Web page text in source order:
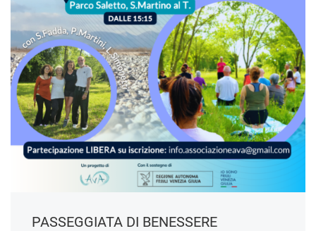
PASSEGGIATA DI BENESSERE